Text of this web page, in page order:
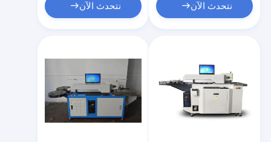
نتحدث الآن نتحدث الآن